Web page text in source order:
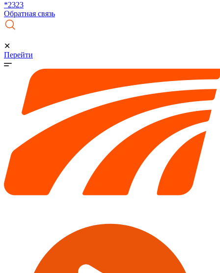
*2323
Обратная связь
✕
Перейти